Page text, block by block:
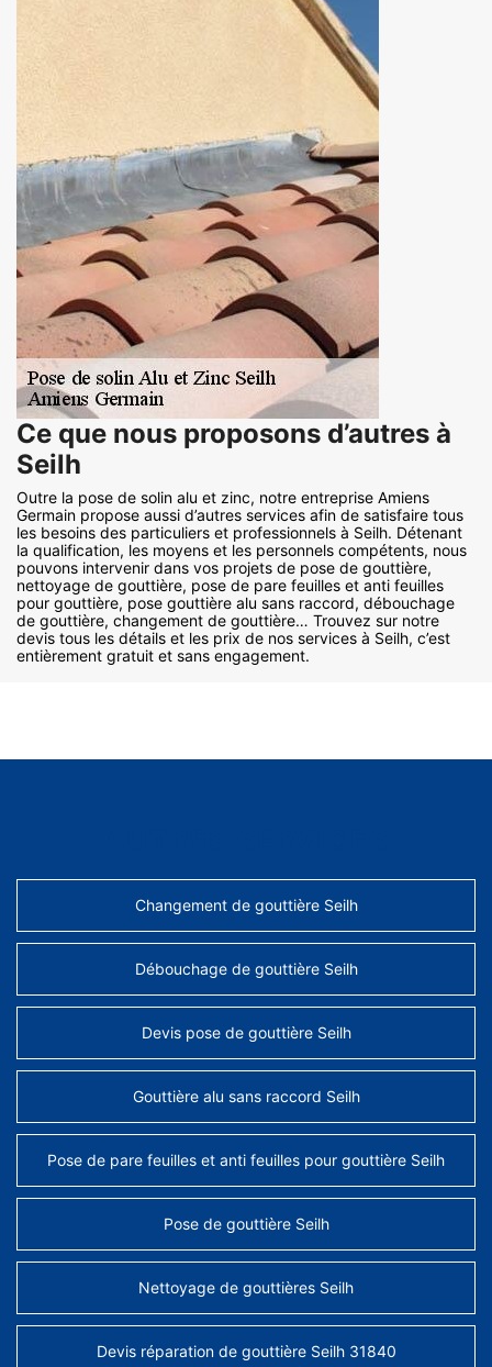
Ce que nous proposons d’autres à
Seilh
Outre la pose de solin alu et zinc, notre entreprise Amiens
Germain propose aussi d’autres services afin de satisfaire tous
les besoins des particuliers et professionnels à Seilh. Détenant
la qualification, les moyens et les personnels compétents, nous
pouvons intervenir dans vos projets de pose de gouttière,
nettoyage de gouttière, pose de pare feuilles et anti feuilles
pour gouttière, pose gouttière alu sans raccord, débouchage
de gouttière, changement de gouttière… Trouvez sur notre
devis tous les détails et les prix de nos services à Seilh, c’est
entièrement gratuit et sans engagement.
Changement de gouttière Seilh
Débouchage de gouttière Seilh
Devis pose de gouttière Seilh
Gouttière alu sans raccord Seilh
Pose de pare feuilles et anti feuilles pour gouttière Seilh
Pose de gouttière Seilh
Nettoyage de gouttières Seilh
Devis réparation de gouttière Seilh 31840